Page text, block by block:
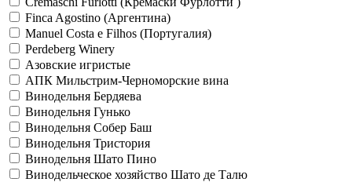
Finca Agostino (Аргентина)
Manuel Costa e Filhos (Португалия)
Perdeberg Winery
Азовские игристые
АПК Мильстрим-Черноморские вина
Винодельня Бердяева
Винодельня Гунько
Винодельня Собер Баш
Винодельня Тристория
Винодельня Шато Пино
Винодельческое хозяйство Шато де Талю